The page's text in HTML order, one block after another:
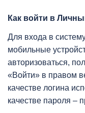
Как войти в
Для входа в
мобильные
авторизоваться,
«Войти» в правом
качестве логина
качестве пароля –